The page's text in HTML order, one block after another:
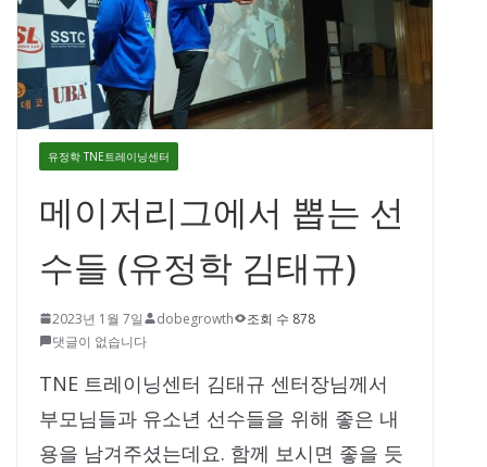
유정학 TNE트레이닝센터
메이저리그에서 뽑는 선
수들 (유정학 김태규)
2023년 1월 7일 dobegrowth
조회 수 878
댓글이 없습니다
TNE 트레이닝센터 김태규 센터장님께서
부모님들과 유소년 선수들을 위해 좋은 내
용을 남겨주셨는데요. 함께 보시면 좋을 듯